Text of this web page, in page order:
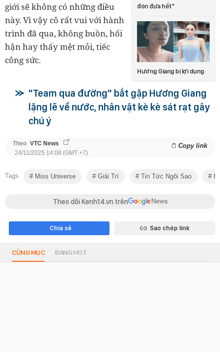
đón đưa hết"
Hương Giang bị lợi dụng
giới sẽ không có những điều
này. Vì vậy cô rất vui với hành
trình đã qua, không buồn, hối
hận hay thấy mệt mỏi, tiếc
công sức.
"Team qua đường" bắt gặp Hương Giang
lặng lẽ về nước, nhân vật kè kè sát rạt gây
chú ý
Theo VTC News Copy link
24/11/2025 14:08 (GMT +7)
Tags Miss Universe Giải Trí Tin Tức Ngôi Sao
Theo dõi Kenh14.vn trên
Chia sẻ Sao chép link
CÙNG MỤC ĐANG HOT